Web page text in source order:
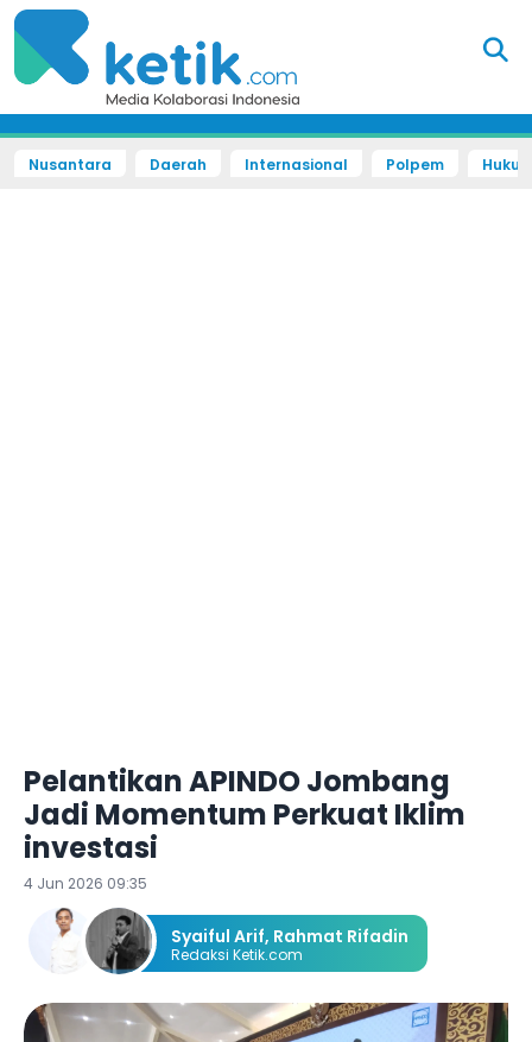
Nusantara Daerah Internasional Polpem
Pelantikan APINDO Jombang
Jadi Momentum Perkuat Iklim
investasi
4 Jun 2026 09:35
Syaiful Arif, Rahmat Rifadin
Redaksi Ketik.com